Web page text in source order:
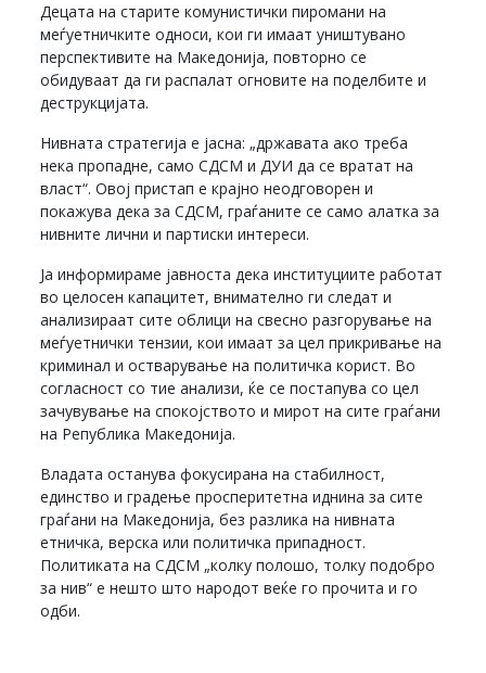
Децата на старите комунистички пиромани на
меѓуетничките односи, кои ги имаат уништувано
перспективите на Македонија, повторно се
обидуваат да ги распалат огновите на поделбите и
деструкцијата.
Нивната стратегија е јасна: „државата ако треба
нека пропадне, само СДСМ и ДУИ да се вратат на
власт“. Овој пристап е крајно неодговорен и
покажува дека за СДСМ, граѓаните се само алатка за
нивните лични и партиски интереси.
Ја информираме јавноста дека институциите работат
во целосен капацитет, внимателно ги следат и
анализираат сите облици на свесно разгорување на
меѓуетнички тензии, кои имаат за цел прикривање на
криминал и остварување на политичка корист. Во
согласност со тие анализи, ќе се постапува со цел
зачувување на спокојството и мирот на сите граѓани
на Република Македонија.
Владата останува фокусирана на стабилност,
единство и градење просперитетна иднина за сите
граѓани на Македонија, без разлика на нивната
етничка, верска или политичка припадност.
Политиката на СДСМ „колку полошо, толку подобро
за нив“ е нешто што народот веќе го прочита и го
одби.